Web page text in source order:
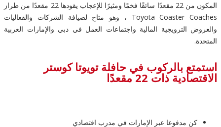
المكون من 22 مقعدًا سائقًا فخمًا ومثيرًا للإعجاب يقودها 22 مقعدًا من طراز
Toyota Coaster Coaches ، وهو متاح لضيافة الشركات والفعاليات
والعروض الترويجية المالية واجتماعات العمل في دبي والإمارات العربية
المتحدة.
استمتع بالركوب في حافلة تويوتا كوستر
الاقتصادية ذات 22 مقعدًا
كن مدفوعا عبر الإمارات في مدرب اقتصادي